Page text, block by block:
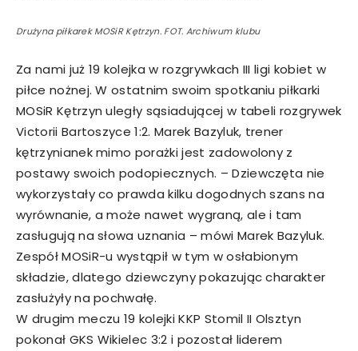
Drużyna piłkarek MOSiR Kętrzyn. FOT. Archiwum klubu
Za nami już 19 kolejka w rozgrywkach III ligi kobiet w
piłce nożnej. W ostatnim swoim spotkaniu piłkarki
MOSiR Kętrzyn uległy sąsiadującej w tabeli rozgrywek
Victorii Bartoszyce 1:2. Marek Bazyluk, trener
kętrzynianek mimo porażki jest zadowolony z
postawy swoich podopiecznych. – Dziewczęta nie
wykorzystały co prawda kilku dogodnych szans na
wyrównanie, a może nawet wygraną, ale i tam
zasługują na słowa uznania – mówi Marek Bazyluk.
Zespół MOSiR-u wystąpił w tym w osłabionym
składzie, dlatego dziewczyny pokazując charakter
zasłużyły na pochwałę.
W drugim meczu 19 kolejki KKP Stomil II Olsztyn
pokonał GKS Wikielec 3:2 i pozostał liderem